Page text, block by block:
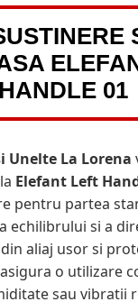
HANDLE 01
Unelte La Lorena
Elefant Left
pentru partea
echilibrului si a
aliaj usor si
o utilizare
sau vibratii